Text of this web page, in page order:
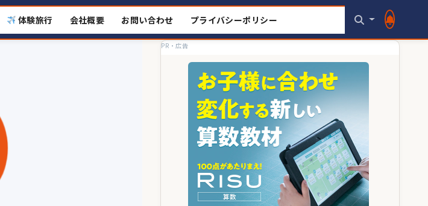
体験旅行 会社概要 お問い合わせ プライバシーポリシー
PR・広告